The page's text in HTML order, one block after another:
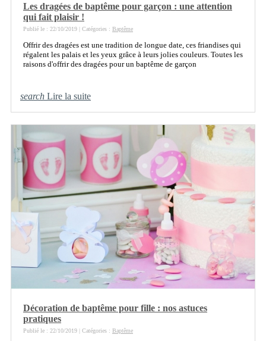
Les dragées de baptême pour garçon : une attention
qui fait plaisir !
Publié le : 22/10/2019 | Catégories : Baptême
Offrir des dragées est une tradition de longue date, ces friandises qui
régalent les palais et les yeux grâce à leurs jolies couleurs. Toutes les
raisons d'offrir des dragées pour un baptême de garçon
search Lire la suite
Décoration de baptême pour fille : nos astuces
pratiques
Publié le : 22/10/2019 | Catégories : Baptême